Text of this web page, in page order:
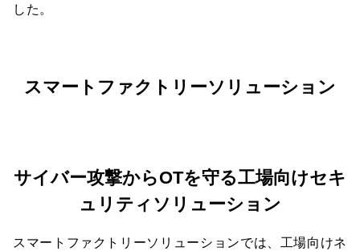
した。
スマートファクトリーソリューション
サイバー攻撃からOTを守る工場向けセキ
ュリティソリューション
スマートファクトリーソリューションでは、工場向けネ